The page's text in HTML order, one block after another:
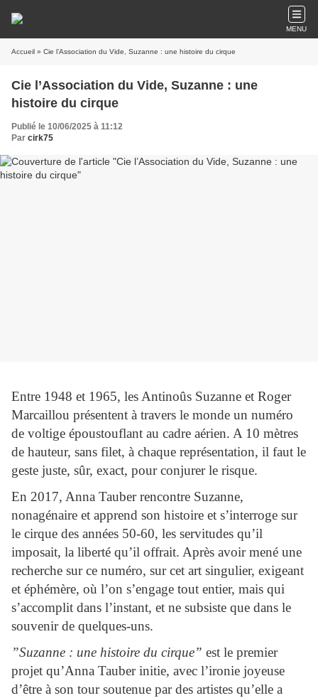
MENU
Accueil » Cie l’Association du Vide, Suzanne : une histoire du cirque
Cie l’Association du Vide, Suzanne : une
histoire du cirque
Publié le 10/06/2025 à 11:12
Par cirk75
Entre 1948 et 1965, les Antinoûs Suzanne et Roger
Marcaillou présentent à travers le monde un numéro
de voltige époustouflant au cadre aérien. A 10 mètres
de hauteur, sans filet, à chaque représentation, il faut le
geste juste, sûr, exact, pour conjurer le risque.
En 2017, Anna Tauber rencontre Suzanne,
nonagénaire et apprend son histoire et s’interroge sur
le cirque des années 50-60, les servitudes qu’il
imposait, la liberté qu’il offrait. Après avoir mené une
recherche sur ce numéro, sur cet art singulier, exigeant
et éphémère, où l’on s’engage tout entier, mais qui
s’accomplit dans l’instant, et ne subsiste que dans le
souvenir de quelques-uns.
”Suzanne : une histoire du cirque” est le premier
projet qu’Anna Tauber initie, avec l’ironie joyeuse
d’être à son tour soutenue par des artistes qu’elle a